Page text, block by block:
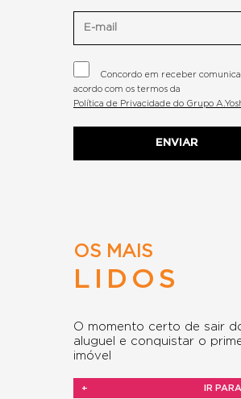
Concordo em receber
acordo com os termos da
Política de Privacidade do Grupo
OS MAIS
LIDOS
O momento certo de sair
aluguel e conquistar o
imóvel
+ IR